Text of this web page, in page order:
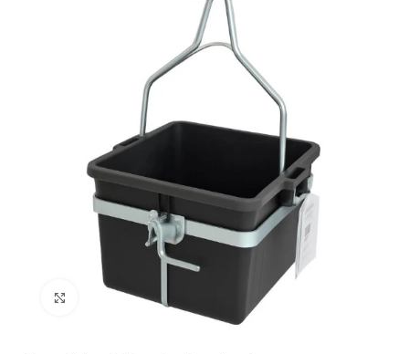
Clicca per ingrandire